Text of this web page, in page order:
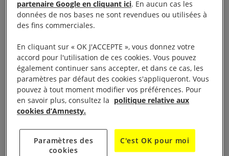
18 de 10 à 17 h à la Chapelle Vaugelas à Chambéry
Environ 10000 livres d’occasion à bas prix
Près de chez vous
partenaire Google en cliquant ici. En aucun cas les
données de nos bases ne sont revendues ou utilisées à
des fins commerciales.
En cliquant sur « OK J'ACCEPTE », vous donnez votre
accord pour l'utilisation de ces cookies. Vous pouvez
également continuer sans accepter, et dans ce cas, les
paramètres par défaut des cookies s'appliqueront. Vous
pouvez à tout moment modifier vos préférences. Pour
en savoir plus, consultez la politique relative aux
cookies d’Amnesty.
Paramètres des
cookies
C'est OK pour moi